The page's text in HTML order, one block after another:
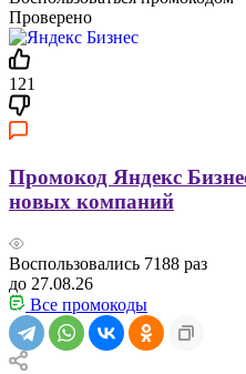
Проверено
121
Промокод Яндекс
новых компаний
Воспользовались 7188 раз
до 27.08.26
Все промокоды